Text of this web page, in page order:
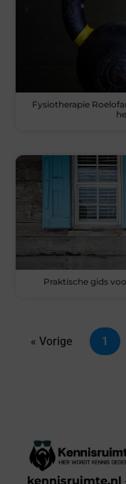
Fysiotherapie
Praktische gids
« Vorige 1
kennisruimte.nl